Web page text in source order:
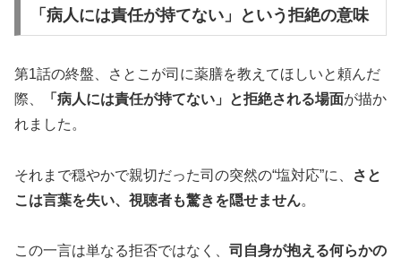
「病人には責任が持てない」という拒絶の意味
第1話の終盤、さとこが司に薬膳を教えてほしいと頼んだ
際、
「病人には責任が持てない」と拒絶される場面が描か
れました。
それまで穏やかで親切だった司の突然の“塩対応”に、
さと
こは言葉を失い、視聴者も驚きを隠せません。
この一言は単なる拒否ではなく、 司自身が抱える何らかの